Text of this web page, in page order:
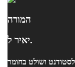
המורה
יאיר ל.